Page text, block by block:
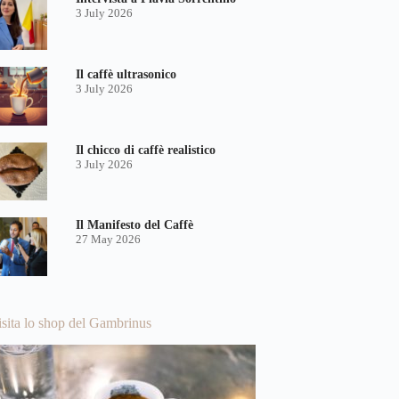
3 July 2026
Il caffè ultrasonico
3 July 2026
Il chicco di caffè realistico
3 July 2026
Il Manifesto del Caffè
27 May 2026
lo shop del Gambrinus